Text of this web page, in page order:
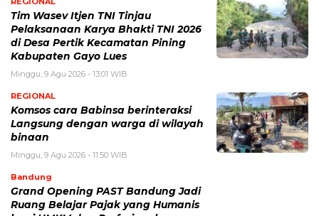
Tim Wasev Itjen TNI Tinjau
Pelaksanaan Karya Bhakti TNI 2026
di Desa Pertik Kecamatan Pining
Kabupaten Gayo Lues
Minggu, 9 Agu 2026 - 13:01 WIB
REGIONAL
Komsos cara Babinsa berinteraksi
Langsung dengan warga di wilayah
binaan
Minggu, 9 Agu 2026 - 11:50 WIB
Bandung
Grand Opening PAST Bandung Jadi
Ruang Belajar Pajak yang Humanis